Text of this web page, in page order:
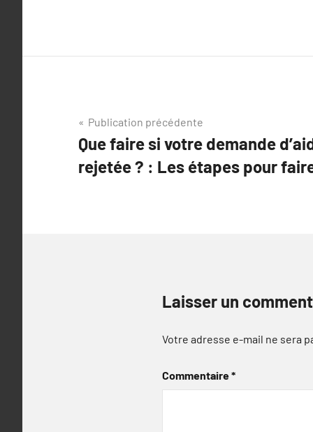
Navigation
de
l’article
Publication précédente
Que faire si votre demande
rejetée ? : Les étapes pour
Laisser un
Votre adresse e-mail ne sera
Commentaire*